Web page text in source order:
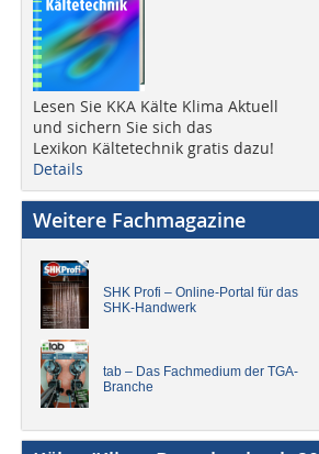
Lesen Sie KKA Kälte Klima Aktuell
und sichern Sie sich das
Lexikon Kältetechnik gratis dazu!
Details
Weitere Fachmagazine
SHK Profi – Online-Portal für das
SHK-Handwerk
tab – Das Fachmedium der TGA-
Branche